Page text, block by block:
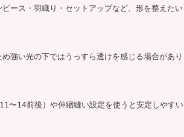
ース・羽織り・セットアップなど、形を整えたい
強い光の下ではうっすら透けを感じる場合があり
〜14前後）や伸縮縫い設定を使うと安定しやすい